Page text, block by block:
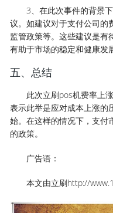
3、在此次事件的背景
议。如建议对于支付公司的
监管政策等。这些建议是有
有助于市场的稳定和健康发
五、总结
此次立刷pos机费率上
表示此举是应对成本上涨的
始。在这样的情况下，支付
的政策。
广告语：
本文由立刷http://